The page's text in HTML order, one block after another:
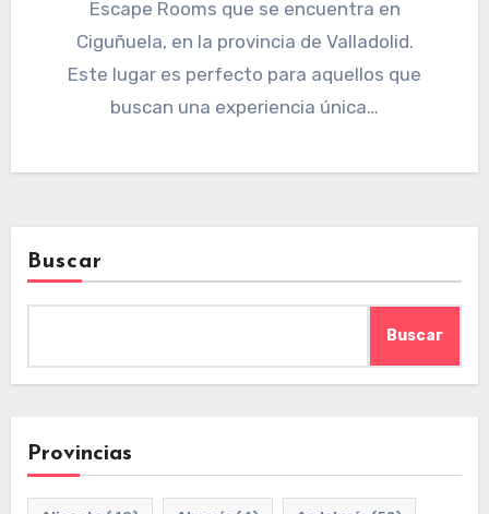
Escape Rooms que se encuentra en
Ciguñuela, en la provincia de Valladolid.
Este lugar es perfecto para aquellos que
buscan una experiencia única…
Buscar
Buscar
Provincias